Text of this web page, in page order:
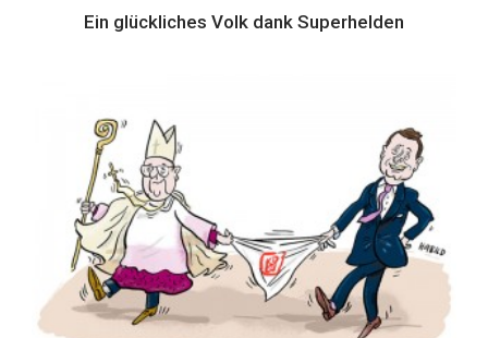
Ein glückliches Volk dank Superhelden